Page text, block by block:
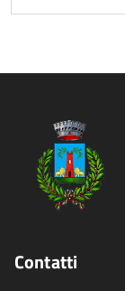
Contatti